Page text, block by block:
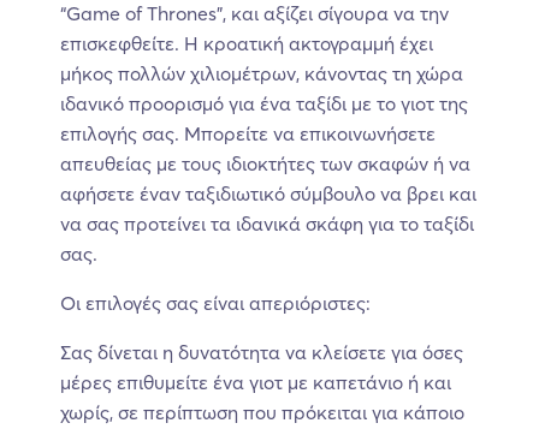
“Game of Thrones”, και αξίζει σίγουρα να την
επισκεφθείτε. Η κροατική ακτογραμμή έχει
μήκος πολλών χιλιομέτρων, κάνοντας τη χώρα
ιδανικό προορισμό για ένα ταξίδι με το γιοτ της
επιλογής σας. Μπορείτε να επικοινωνήσετε
απευθείας με τους ιδιοκτήτες των σκαφών ή να
αφήσετε έναν ταξιδιωτικό σύμβουλο να βρει και
να σας προτείνει τα ιδανικά σκάφη για το ταξίδι
σας.
Οι επιλογές σας είναι απεριόριστες:
Σας δίνεται η δυνατότητα να κλείσετε για όσες
μέρες επιθυμείτε ένα γιοτ με καπετάνιο ή και
χωρίς, σε περίπτωση που πρόκειται για κάποιο